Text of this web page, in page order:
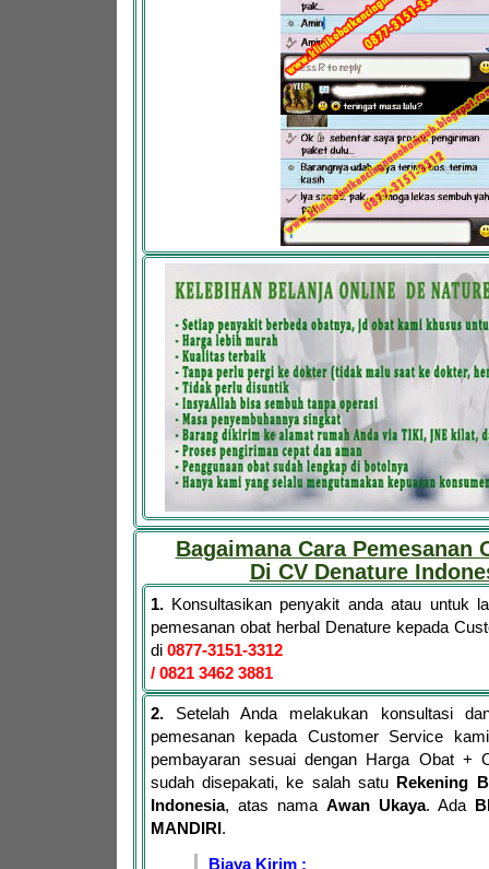
Bagaimana Cara Pemesanan
Di CV Denature
1.Konsultasikan penyakit anda atau untuk
pemesanan obat herbal Denature kepada
di 0877-3151-3312
/ 0821 3462 3881
2.Setelah Anda melakukan konsultasi
pemesanan kepada Customer Service
pembayaran sesuai dengan Harga Obat +
sudah disepakati, ke salah satu Rekening
Indonesia, atas nama Awan Ukaya. Ada
MANDIRI.
Biaya Kirim: